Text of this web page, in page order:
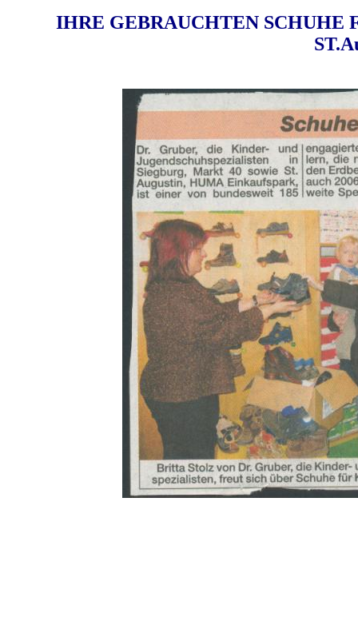
IHRE GEBRAUCHTEN SCHUHE